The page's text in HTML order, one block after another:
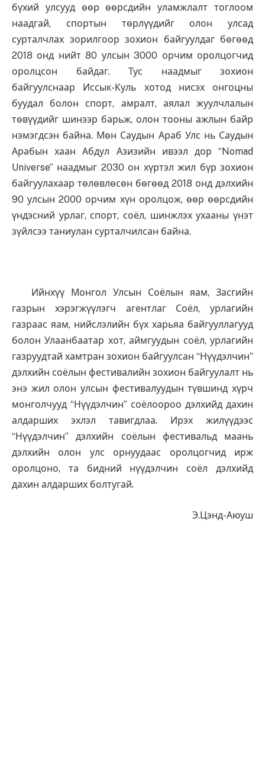
бүхий улсууд өөр өөрсдийн уламжлалт тоглоом
наадгай, спортын төрлүүдийг олон улсад
сурталчлах зорилгоор зохион байгуулдаг бөгөөд
2018 онд нийт 80 улсын 3000 орчим оролцогчид
оролцсон байдаг. Тус наадмыг зохион
байгуулснаар Иссык-Куль хотод нисэх онгоцны
буудал болон спорт, амралт, аялал жуулчлалын
төвүүдийг шинээр барьж, олон тооны ажлын байр
нэмэгдсэн байна. Мөн Саудын Араб Улс нь Саудын
Арабын хаан Абдул Азизийн ивээл дор “Nomad
Universe” наадмыг 2030 он хүртэл жил бүр зохион
байгуулахаар төлөвлөсөн бөгөөд 2018 онд дэлхийн
90 улсын 2000 орчим хүн оролцож, өөр өөрсдийн
үндэсний урлаг, спорт, соёл, шинжлэх ухааны үнэт
зүйлсээ таниулан сурталчилсан байна.
Ийнхүү Монгол Улсын Соёлын яам, Засгийн
газрын хэрэгжүүлэгч агентлаг Соёл, урлагийн
газраас яам, нийслэлийн бүх харьяа байгууллагууд
болон Улаанбаатар хот, аймгуудын соёл, урлагийн
газруудтай хамтран зохион байгуулсан “Нүүдэлчин”
дэлхийн соёлын фестивалийн зохион байгуулалт нь
энэ жил олон улсын фестивалуудын түвшинд хүрч
монголчууд “Нүүдэлчин” соёлоороо дэлхийд дахин
алдарших эхлэл тавигдлаа. Ирэх жилүүдээс
“Нүүдэлчин” дэлхийн соёлын фестивальд маань
дэлхийн олон улс орнуудаас оролцогчид ирж
оролцоно, та бидний нүүдэлчин соёл дэлхийд
дахин алдарших болтугай.
Э.Цэнд-Аюуш